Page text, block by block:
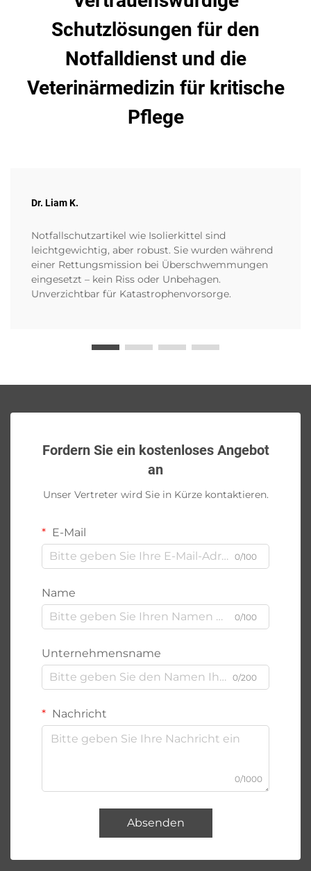
Schutzlösungen für den
Notfalldienst und die
Veterinärmedizin für kritische
Pflege
Dr. Liam K.
Notfallschutzartikel wie Isolierkittel sind
leichtgewichtig, aber robust. Sie wurden während
einer Rettungsmission bei Überschwemmungen
eingesetzt – kein Riss oder Unbehagen.
Unverzichtbar für Katastrophenvorsorge.
Fordern Sie ein kostenloses Angebot
an
Unser Vertreter wird Sie in Kürze kontaktieren.
E-Mail
0/100
Name
0/100
Unternehmensname
0/200
Nachricht
0/1000
Absenden